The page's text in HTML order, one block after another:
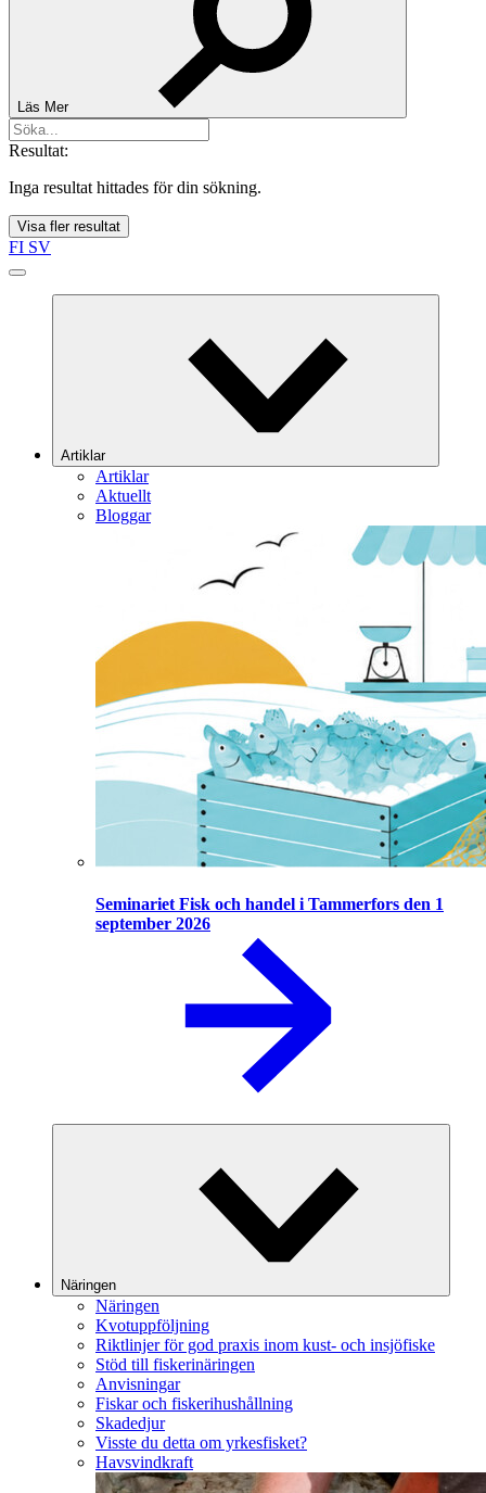
Läs Mer
Resultat:
Inga resultat hittades för din sökning.
Visa fler resultat
FI SV
Artiklar
Artiklar
Aktuellt
Bloggar
Seminariet Fisk och handel i Tammerfors den 1
september 2026
Näringen
Näringen
Kvotuppföljning
Riktlinjer för god praxis inom kust- och insjöfiske
Stöd till fiskerinäringen
Anvisningar
Fiskar och fiskerihushållning
Skadedjur
Visste du detta om yrkesfisket?
Havsvindkraft